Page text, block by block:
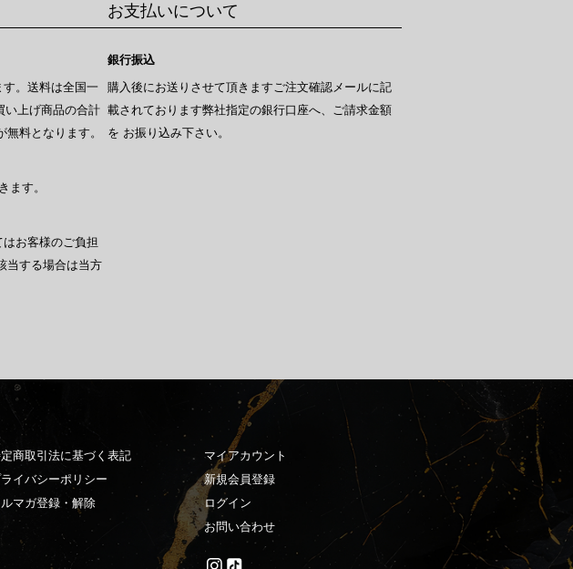
。送料は全国一
い上げ商品の合計
料となります。
ます。
お客様のご負担
当する場合は当方
お支払いについて
銀行振込
購入後にお送りさせて頂きますご注文確認メールに記
載されております弊社指定の銀行口座へ、ご請求金額
を お振り込み下さい。
商取引法に基づく表記
イバシーポリシー
ルマガ登録・解除
マイアカウント
新規会員登録
ログイン
お問い合わせ